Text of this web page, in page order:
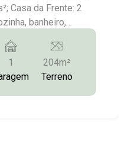
2
banheiro,
Fundos: 02
banheiro,
Mais
9.9613-
1
204m²
Terreno